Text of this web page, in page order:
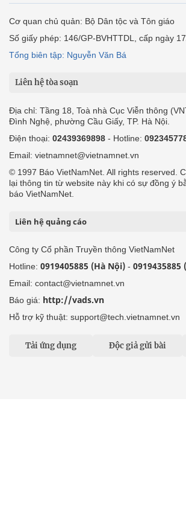
Cơ quan chủ quản: Bộ Dân tộc và Tôn giáo
Số giấy phép: 146/GP-BVHTTDL, cấp ngày
Tổng biên tập: Nguyễn Văn Bá
Liên hệ tòa soạn
Địa chỉ: Tầng 18, Toà nhà Cục Viễn thông
Đình Nghệ, phường Cầu Giấy, TP. Hà Nội.
Điện thoại: 02439369898 - Hotline:
Email: vietnamnet@vietnamnet.vn
© 1997 Báo VietNamNet. All rights reserved.
lại thông tin từ website này khi có sự đồng ý
báo VietNamNet.
Liên hệ quảng cáo
Công ty Cổ phần Truyền thông VietNamNet
Hotline: 0919405885 (Hà Nội) - 0919435885
Email: contact@vietnamnet.vn
Báo giá: http://vads.vn
Hỗ trợ kỹ thuật: support@tech.vietnamnet.vn
Tải ứng dụng Độc giả gửi bài